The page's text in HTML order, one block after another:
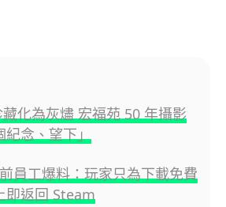
化為灰燼 宏福苑 50 年攝影
紀念、望下」
員工爆料：玩家只為下載免費
即返回 Steam